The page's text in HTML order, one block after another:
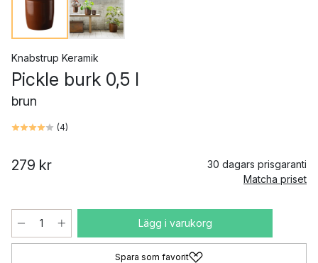
Knabstrup Keramik
Pickle burk 0,5 l
brun
(4)
279 kr
30 dagars prisgaranti
Matcha priset
Lägg i varukorg
Spara som favorit